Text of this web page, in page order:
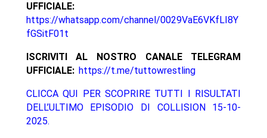
UFFICIALE:
https://whatsapp.com/channel/0029VaE6VKfLI8Y
fGSitF01t
ISCRIVITI AL NOSTRO CANALE TELEGRAM
UFFICIALE: https://t.me/tuttowrestling
CLICCA QUI PER SCOPRIRE TUTTI I RISULTATI
DELL’ULTIMO EPISODIO DI COLLISION 15-10-
2025.